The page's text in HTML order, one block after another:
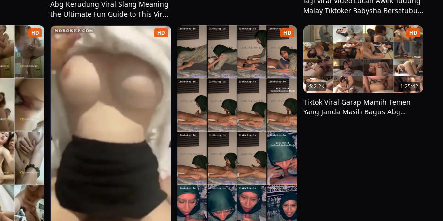
memberi jawaban cepat. Cukup satu klik, rasa ingin tahu langsung terpenuhi tanpa harus menempuh proses yang
yang diterimanya. Kelebihannya jauh lebih terasa dibanding kekurangannya, apalagi kendala utama hanya soal jaringan
ditonton, ini patut dicoba. Rekomendasinya sederhana: siapkan koneksi stabil, lalu nikmati tayangannya tanpa beban.
dan kecepatan akses. Banyak alternatif lain memaksa penonton melewati langkah berbelit, sementara
berarti.
Ketika dua tayangan punya isi yang mirip, kemudahan menonton video ini sering menjadi alasan utama orang memilih
enggan berpindah. Begitu menemukan tempat menonton yang nyaman, kebanyakan orang cenderung bertahan dan
belum tentu sepraktis ini.
Abg Kerudung Viral Slang Meaning
the Ultimate Fun Guide to This Viral
Term Abg Medan Viral Video Jepang
Malay Tiktoker Babysha Bersetubuh
HD HD HD HD
2.2K 1:25:42
Tiktok Viral Garap Mamih Temen
Yang Janda Masih Bagus Abg